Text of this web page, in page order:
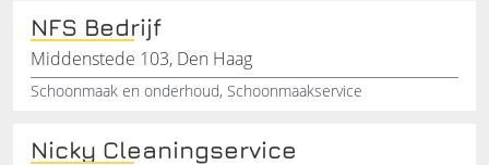
NFS Bedrijf
Middenstede 103, Den Haag
Schoonmaak en onderhoud, Schoonmaakservice
Nicky Cleaningservice